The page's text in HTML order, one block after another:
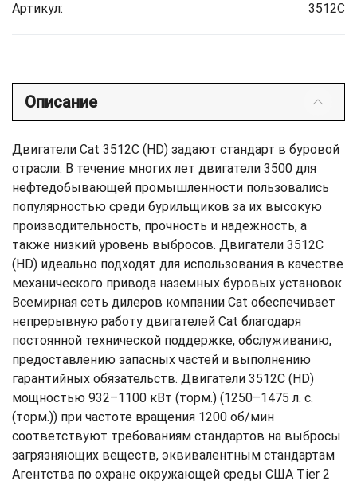
Артикул:
3512C
Описание
Двигатели Cat 3512C (HD) задают стандарт в буровой
отрасли. В течение многих лет двигатели 3500 для
нефтедобывающей промышленности пользовались
популярностью среди бурильщиков за их высокую
производительность, прочность и надежность, а
также низкий уровень выбросов. Двигатели 3512C
(HD) идеально подходят для использования в качестве
механического привода наземных буровых установок.
Всемирная сеть дилеров компании Cat обеспечивает
непрерывную работу двигателей Cat благодаря
постоянной технической поддержке, обслуживанию,
предоставлению запасных частей и выполнению
гарантийных обязательств. Двигатели 3512C (HD)
мощностью 932–1100 кВт (торм.) (1250–1475 л. с.
(торм.)) при частоте вращения 1200 об/мин
соответствуют требованиям стандартов на выбросы
загрязняющих веществ, эквивалентным стандартам
Агентства по охране окружающей среды США Tier 2